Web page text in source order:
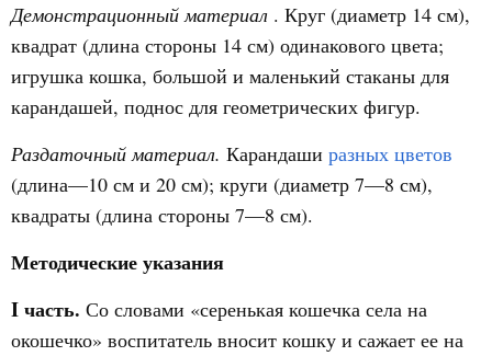
Демонстрационный материал . Круг (диаметр 14 см),
квадрат (длина стороны 14 см) одинакового цвета;
игрушка кошка, большой и маленький стаканы для
карандашей, поднос для геометрических фигур.
Раздаточный материал. Карандаши разных цветов
(длина—10 см и 20 см); круги (диаметр 7—8 см),
квадраты (длина стороны 7—8 см).
Методические указания
I часть. Со словами «серенькая кошечка села на
окошечко» воспитатель вносит кошку и сажает ее на